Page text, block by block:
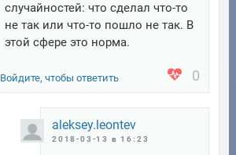
случайностей: что сделал что-то
не так или что-то пошло не так. В
этой сфере это норма.
0
Войдите, чтобы ответить
aleksey.leontev
2018-03-13 в 16:23